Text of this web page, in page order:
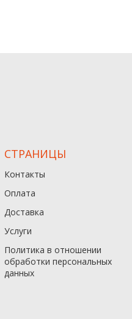
СТРАНИЦЫ
Контакты
Оплата
Доставка
Услуги
Политика в отношении
обработки персональных
данныx